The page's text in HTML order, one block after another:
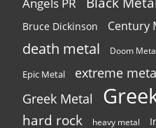
Bruce Dickinson Century
death metal Doom
Epic Metal extreme
Greek Metal
hard rock heavy metal